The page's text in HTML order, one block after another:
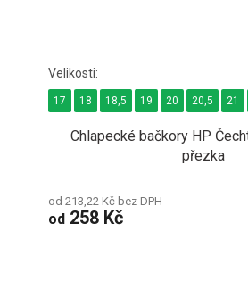
Chlapecké bačkory HP
přezka
od 213,22 Kč bez DPH
od 258 Kč
17 18 18,5 19 20 20,5 21